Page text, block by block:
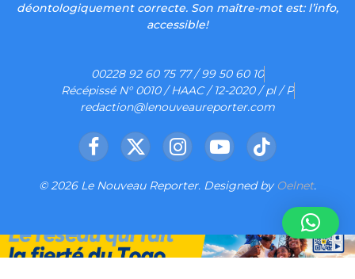
déontologiquement correcte. Son maître-mot est: l’info,
accessible!
00228 92 60 75 77 / 99 50 60 10
Récépissé N° 0010 / HAAC / 12-2020 / pl / P
redaction@lenouveaureporter.com
Facebook
X
InstagramYouTubeTikTok
© 2026 Le Nouveau Reporter. Designed by Oelnet.